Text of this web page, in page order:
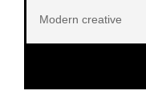
Modern creative